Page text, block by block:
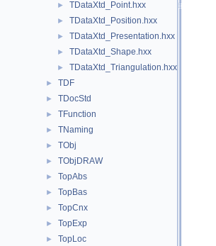
► TDataXtd_Point.hxx
► TDataXtd_Position.hxx
► TDataXtd_Presentation.hxx
► TDataXtd_Shape.hxx
► TDataXtd_Triangulation.hxx
► TDF
► TDocStd
► TFunction
► TNaming
► TObj
► TObjDRAW
► TopAbs
► TopBas
► TopCnx
► TopExp
► TopLoc